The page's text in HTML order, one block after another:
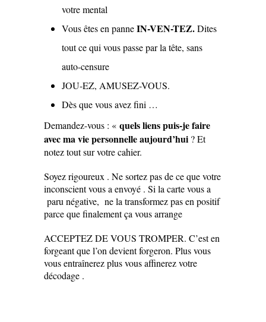
votre mental
Vous êtes en panneIN-VEN-TEZ.Dites
tout ce qui vous passe par la tête, sans
auto-censure
JOU-EZ, AMUSEZ-VOUS.
Dès que vous avez fini …
Demandez-vous : « quels liens puis-je faire
avec ma vie personnelle aujourd’hui ? Et
notez tout sur votre cahier.
Soyez rigoureux . Ne sortez pas de ce que votre
inconscient vous a envoyé . Si la carte vous a
paru négative, ne la transformez pas en positif
parce que finalement ça vous arrange
ACCEPTEZ DE VOUS TROMPER. C’est en
forgeant que l’on devient forgeron. Plus vous
vous entraînerez plus vous affinerez votre
décodage .